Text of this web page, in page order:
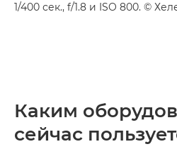
1/400 сек., f/1.8 и ISO 800. ©
Каким
сейчас